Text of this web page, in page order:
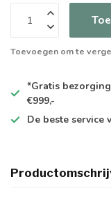
Toevoegen om te
*Gratis
€999,-
De beste service